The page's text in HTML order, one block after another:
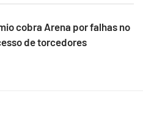
cobra Arena por falhas no
de torcedores